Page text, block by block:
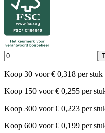
Koop 30 voor € 0,318 per stuk
Koop 150 voor € 0,255 per
Koop 300 voor € 0,223 per
Koop 600 voor € 0,199 per